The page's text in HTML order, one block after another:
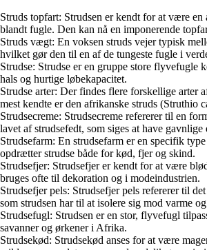
Struds topfart: Strudsen er kendt for at være en
blandt fugle. Den kan nå en imponerende
Struds vægt: En voksen struds vejer typisk
hvilket gør den til en af de tungeste fugle i
Strudse: Strudse er en gruppe store flyvefugle
hals og hurtige løbekapacitet.
Strudse arter: Der findes flere forskellige arter
mest kendte er den afrikanske struds (Struthio
Strudsecreme: Strudsecreme refererer til en
lavet af strudsefedt, som siges at have gavnlige
Strudsefarm: En strudsefarm er en specifik
opdrætter strudse både for kød, fjer og skind.
Strudsefjer: Strudsefjer er kendt for at være
bruges ofte til dekoration og i modeindustrien.
Strudsefjer pels: Strudsefjer pels refererer til
som strudsen har til at isolere sig mod varme
Strudsefugl: Strudsen er en stor, flyvefugl
savanner og ørkener i Afrika.
Strudsekød: Strudsekød anses for at være